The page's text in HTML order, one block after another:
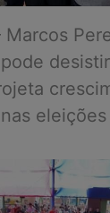
Marcos